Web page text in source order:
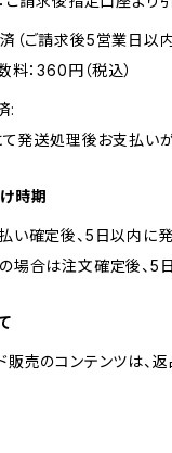
（ご請求後5営業日以内
料：360円（税込）
:
て発送処理後お支払い
時期
い確定後、5日以内に発
場合は注文確定後、5
販売のコンテンツは、返